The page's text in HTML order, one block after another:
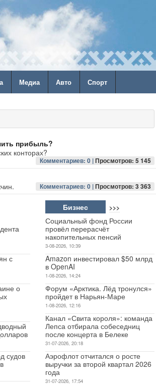
Медиа Авто Спорт
прибыль?
конторах?
Комментариев: 0 |Просмотров: 5 145
Комментариев: 0 |Просмотров: 3 363
с
о
судов
Бизнес >>>
Социальный фонд России
провёл перерасчёт
накопительных пенсий
3-08-2026, 10:39
Amazon инвестировал $50 млрд
в OpenAI
1-08-2026, 14:24
Форум «Арктика. Лёд тронулся»
пройдет в Нарьян-Маре
1-08-2026, 12:16
Канал «Свита короля»: команда
Лепса отбирала собеседниц
после концерта в Белеке
31-07-2026, 20:18
Аэрофлот отчитался о росте
выручки за второй квартал 2026
года
31-07-2026, 17:54